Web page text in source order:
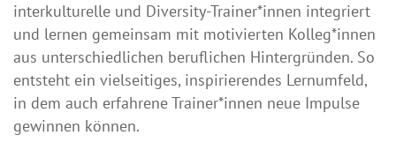
interkulturelle und Diversity-Trainer*innen integriert
und lernen gemeinsam mit motivierten Kolleg*innen
aus unterschiedlichen beruflichen Hintergründen. So
entsteht ein vielseitiges, inspirierendes Lernumfeld,
in dem auch erfahrene Trainer*innen neue Impulse
gewinnen können.